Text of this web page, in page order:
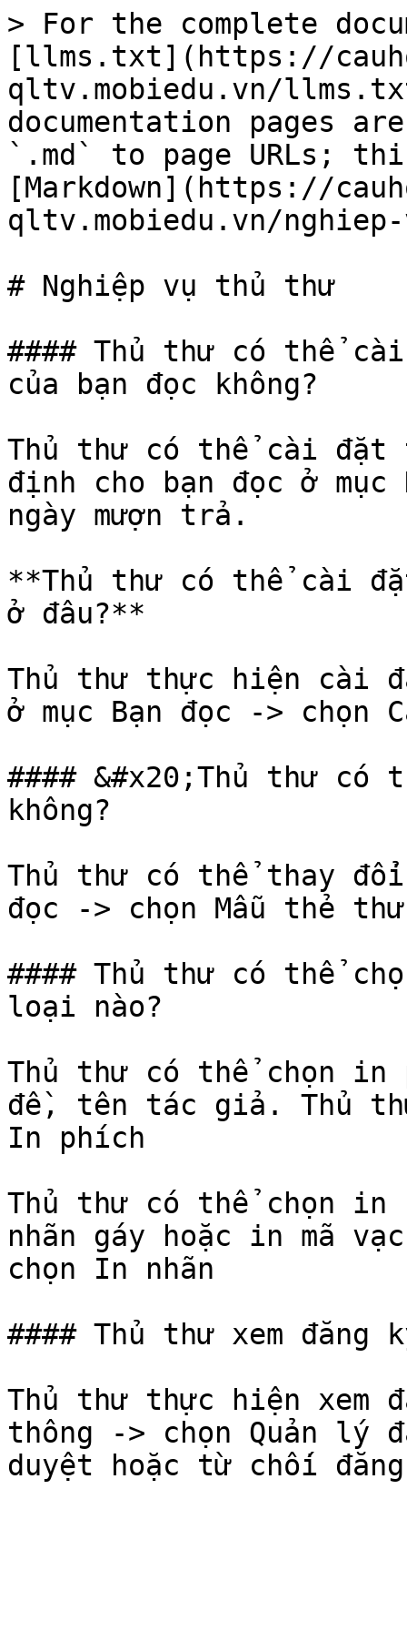
> For the complete
[llms.txt](https://
qltv.mobiedu.vn/
documentation pages
`.md` to page URLs;
[Markdown](https://
qltv.mobiedu.vn/
# Nghiệp vụ thủ thư
#### Thủ thư có thể
của bạn đọc không?
Thủ thư có thể cài đặt
định cho bạn đọc ở
ngày mượn trả.
**Thủ thư có thể cài
ở đâu?**
Thủ thư thực hiện cài
ở mục Bạn đọc -> chọn
#### &#x20;Thủ thư có
không?
Thủ thư có thể thay đổi
đọc -> chọn Mẫu thẻ
#### Thủ thư có thể
loại nào?
Thủ thư có thể chọn in
đề, tên tác giả. Thủ
In phích
Thủ thư có thể chọn in
nhãn gáy hoặc in mã
chọn In nhãn
#### Thủ thư xem đăng
Thủ thư thực hiện xem
thông -> chọn Quản lý